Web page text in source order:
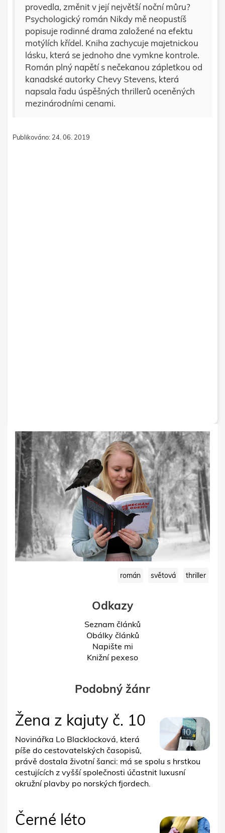
provedla, změnit v její největší noční můru?
Psychologický román Nikdy mě neopustíš
popisuje rodinné drama založené na efektu
motýlích křídel. Kniha zachycuje majetnickou
lásku, která se jednoho dne vymkne kontrole.
Román plný napětí s nečekanou zápletkou od
kanadské autorky Chevy Stevens, která
napsala řadu úspěšných thrillerů oceněných
mezinárodními cenami.
Publikováno: 24. 06. 2019
román světová thriller
Odkazy
Seznam článků
Obálky článků
Napište mi
Knižní pexeso
Podobný žánr
Žena z kajuty č. 10
Novinářka Lo Blacklocková, která
píše do cestovatelských časopisů,
právě dostala životní šanci: má se spolu s hrstkou
cestujících z vyšší společnosti účastnit luxusní
okružní plavby po norských fjordech.
Černé léto